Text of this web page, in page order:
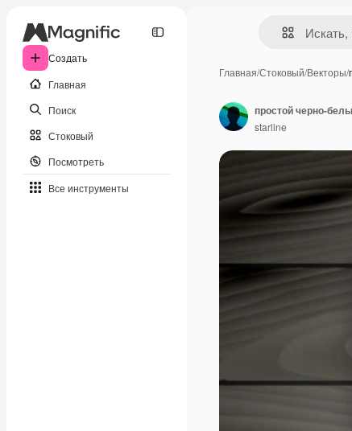
Создать
Главная
Поиск
Стоковый
Посмотреть
Все инструменты
Главная/Стоковый/Векторы/
простой черно-
starline